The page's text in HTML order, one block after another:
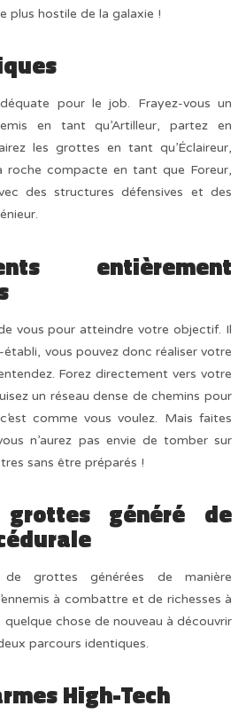
plus hostile de la galaxie !
pour le job. Frayez-vous un
en tant qu’Artilleur, partez en
les grottes en tant qu’Éclaireur,
roche compacte en tant que Foreur,
des structures défensives et des
entièrement
vous pour atteindre votre objectif. Il
établi, vous pouvez donc réaliser votre
Forez directement vers votre
un réseau dense de chemins pour
comme vous voulez. Mais faites
n’aurez pas envie de tomber sur
sans être préparés !
généré de
de grottes générées de manière
à combattre et de richesses à
chose de nouveau à découvrir
parcours identiques.
High-Tech